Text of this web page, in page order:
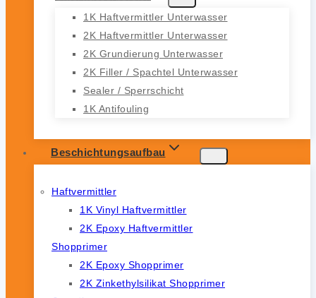
1K Haftvermittler Unterwasser
2K Haftvermittler Unterwasser
2K Grundierung Unterwasser
2K Filler / Spachtel Unterwasser
Sealer / Sperrschicht
1K Antifouling
Beschichtungsaufbau
Haftvermittler
1K Vinyl Haftvermittler
2K Epoxy Haftvermittler
Shopprimer
2K Epoxy Shopprimer
2K Zinkethylsilikat Shopprimer